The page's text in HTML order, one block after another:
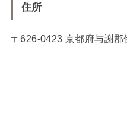
住所
〒626-0423 京都府与謝郡